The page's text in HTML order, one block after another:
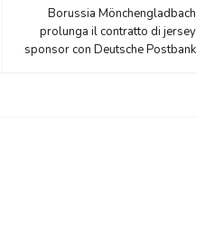
Borussia Mönchengladbach
prolunga il contratto di jersey
sponsor con Deutsche Postbank